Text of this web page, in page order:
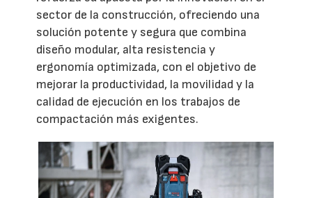
sector de la construcción, ofreciendo una
solución potente y segura que combina
diseño modular, alta resistencia y
ergonomía optimizada, con el objetivo de
mejorar la productividad, la movilidad y la
calidad de ejecución en los trabajos de
compactación más exigentes.